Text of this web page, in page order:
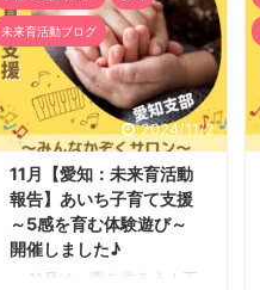
りました。 主催メンバー
愛知支部2名、参加者数
大人3名・子ども12名が集
まってくれました。 流
木で土台の形を作り、シー
グラス、貝殻、ビーズ、毛
糸などで飾り付けをしてい
きました。 子どもたち
の発想が豊かで、個性的で
楽しい作品がたくさんでき
ていました。 グルーガ
未来育活動ブログ
2024/11/2
11月【愛知：未来育活動
報告】あいち子育て支援
～5感を育む体験遊び～
開催しました♪
11月は、栗を作ろう！工